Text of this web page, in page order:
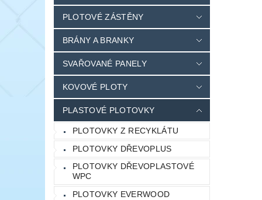
PLOTOVÉ ZÁSTĚNY
BRÁNY A BRANKY
SVAŘOVANÉ PANELY
KOVOVÉ PLOTY
PLASTOVÉ PLOTOVKY
PLOTOVKY Z RECYKLÁTU
PLOTOVKY DŘEVOPLUS
PLOTOVKY DŘEVOPLASTOVÉ
WPC
PLOTOVKY EVERWOOD